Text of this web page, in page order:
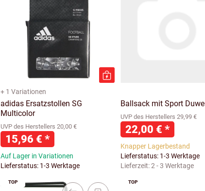
+ 1 Variationen
adidas Ersatzstollen SG
Multicolor
UVP des Herstellers 20,00 €
15,96 € *
Auf Lager in Variationen
Lieferstatus: 1-3 Werktage
Ballsack mit Sport Duwe
UVP des Herstellers 29,99 €
22,00 € *
Knapper Lagerbestand
Lieferstatus: 1-3 Werktage
Lieferzeit:2 - 3 Werktage
TOP TOP